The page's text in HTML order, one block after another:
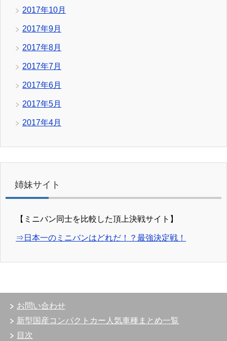
2017年10月
2017年9月
2017年8月
2017年7月
2017年6月
2017年5月
2017年4月
姉妹サイト
【ミニバン同士を比較した頂上決戦サイト】
⇒日本一のミニバンはどれだ！？最強決定戦！
お問い合わせ
新型国産コンパクトカー人気車種まとめ一覧
目次